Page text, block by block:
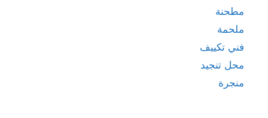
مطحنة
ملحمة
فني تكييف
محل تنجيد
منجرة